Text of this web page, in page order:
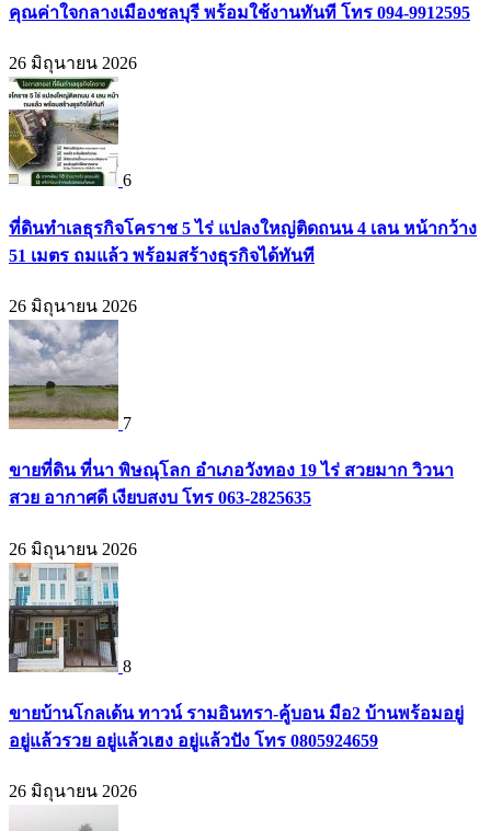
คุณค่าใจกลางเมืองชลบุรี พร้อมใช้งานทันที โทร 094-9912595
26 มิถุนายน 2026
6
ที่ดินทำเลธุรกิจโคราช 5 ไร่ แปลงใหญ่ติดถนน 4 เลน หน้ากว้าง
51 เมตร ถมแล้ว พร้อมสร้างธุรกิจได้ทันที
26 มิถุนายน 2026
7
ขายที่ดิน ที่นา พิษณุโลก อำเภอวังทอง 19 ไร่ สวยมาก วิวนา
สวย อากาศดี เงียบสงบ โทร 063-2825635
26 มิถุนายน 2026
8
ขายบ้านโกลเด้น ทาวน์ รามอินทรา-คู้บอน มือ2 บ้านพร้อมอยู่
อยู่แล้วรวย อยู่แล้วเฮง อยู่แล้วปัง โทร 0805924659
26 มิถุนายน 2026